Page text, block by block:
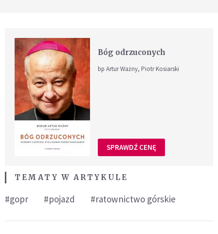
Bóg odrzuconych
bp Artur Ważny, Piotr Kosiarski
SPRAWDŹ CENĘ
TEMATY W ARTYKULE
#gopr #pojazd #ratownictwo górskie